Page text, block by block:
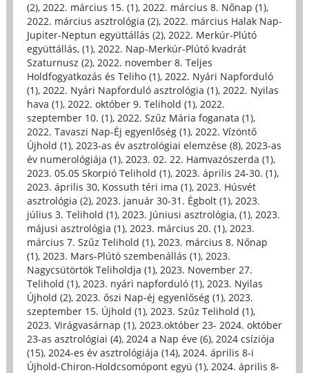
(2), 2022. március 15. (1), 2022. március 8. Nőnap (1),
2022. március asztrológia (2), 2022. március Halak Nap-
Jupiter-Neptun együttállás (2), 2022. Merkúr-Plútó
együttállás, (1), 2022. Nap-Merkúr-Plútó kvadrát
Szaturnusz (2), 2022. november 8. Teljes
Holdfogyatkozás és Teliho (1), 2022. Nyári Napforduló
(1), 2022. Nyári Napforduló asztrológia (1), 2022. Nyilas
hava (1), 2022. október 9. Telihold (1), 2022.
szeptember 10. (1), 2022. Szűz Mária foganata (1),
2022. Tavaszi Nap-Éj egyenlőség (1), 2022. Vízöntő
Újhold (1), 2023-as év asztrológiai elemzése (8), 2023-as
év numerológiája (1), 2023. 02. 22. Hamvazószerda (1),
2023. 05.05 Skorpió Telihold (1), 2023. április 24-30. (1),
2023. április 30, Kossuth téri ima (1), 2023. Húsvét
asztrológia (2), 2023. január 30-31. Égbolt (1), 2023.
július 3. Telihold (1), 2023. Júniusi asztrológia, (1), 2023.
májusi asztrológia (1), 2023. március 20. (1), 2023.
március 7. Szűz Telihold (1), 2023. március 8. Nőnap
(1), 2023. Mars-Plútó szembenállás (1), 2023.
Nagycsütörtök Teliholdja (1), 2023. November 27.
Telihold (1), 2023. nyári napforduló (1), 2023. Nyilas
Újhold (2), 2023. őszi Nap-éj egyenlőség (1), 2023.
szeptember 15. Újhold (1), 2023. Szűz Telihold (1),
2023. Virágvasárnap (1), 2023.október 23- 2024. október
23-as asztrológiai (4), 2024 a Nap éve (6), 2024 csíziója
(15), 2024-es év asztrológiája (14), 2024. április 8-i
Újhold-Chiron-Holdcsomópont együ (1), 2024. április 8-